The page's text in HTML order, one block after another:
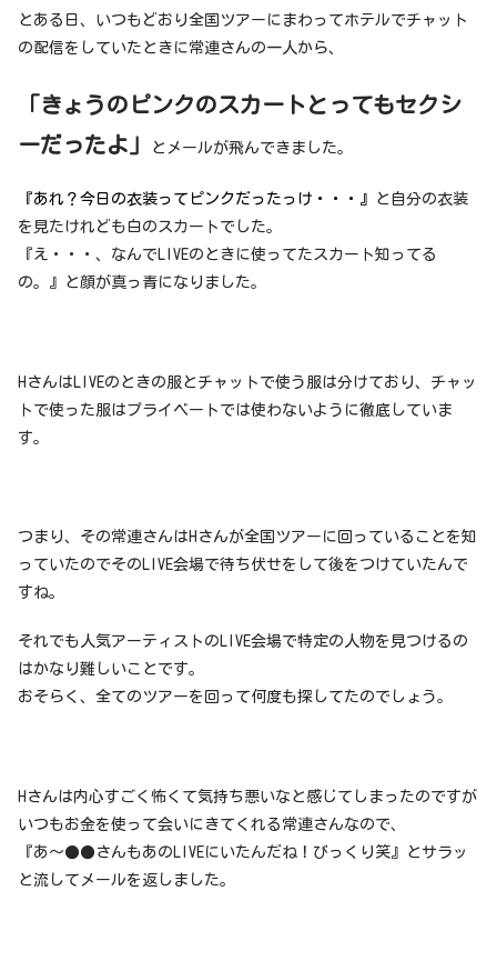
とある日、いつもどおり全国ツアーにまわってホテルでチャット
の配信をしていたときに常連さんの一人から、
「きょうのピンクのスカートとってもセクシ
ーだったよ」
とメールが飛んできました。
『あれ？今日の衣装ってピンクだったっけ・・・』
と自分の衣装
を見たけれども白のスカートでした。
『え・・・、なんでLIVEのときに使ってたスカート知ってる
の。』と顔が真っ青になりました。
HさんはLIVEのときの服とチャットで使う服は分けており、チャッ
トで使った服はプライベートでは使わないように徹底していま
す。
つまり、その常連さんはHさんが全国ツアーに回っていることを知
っていたのでそのLIVE会場で待ち伏せをして後をつけていたんで
すね。
それでも人気アーティストのLIVE会場で特定の人物を見つけるの
はかなり難しいことです。
おそらく、全てのツアーを回って何度も探してたのでしょう。
Hさんは内心すごく怖くて気持ち悪いなと感じてしまったのですが
いつもお金を使って会いにきてくれる常連さんなので、
『あ〜●●さんもあのLIVEにいたんだね！びっくり笑』とサラッ
と流してメールを返しました。